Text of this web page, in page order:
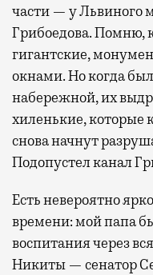
части — у Львиного
Грибоедова. Помню,
гигантские,
окнами. Но когда
набережной, их
хиленькие, которые
снова начнут
Подопустел канал
Есть невероятно
времени: мой папа
воспитания через
Никиты — сенатор